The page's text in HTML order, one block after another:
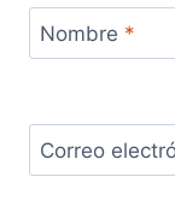
Nombre *
Correo